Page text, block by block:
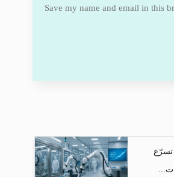
Save my name and email in this
تسرّع